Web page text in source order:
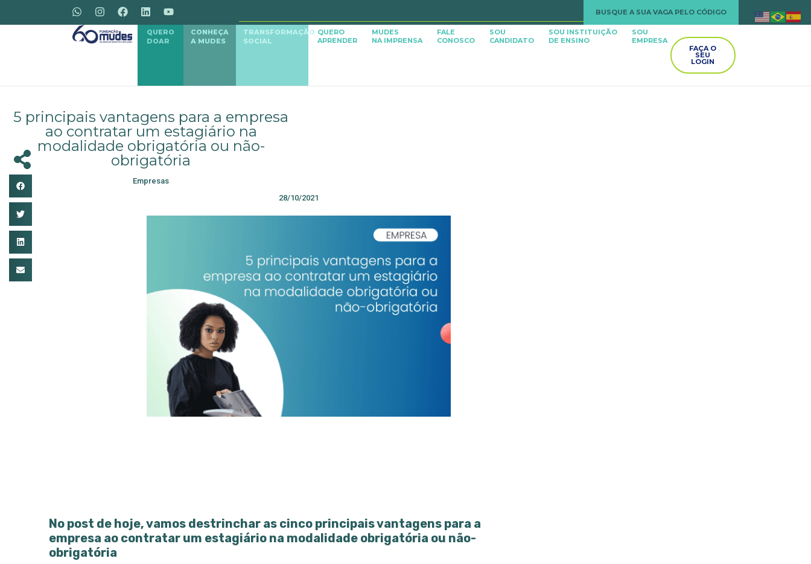
BUSQUE A SUA VAGA PELO CÓDIGO
QUERO
DOAR
CONHEÇA
A MUDES
TRANSFORMAÇÃO
SOCIAL
QUERO
APRENDER
MUDES
NA IMPRENSA
FALE
CONOSCO
SOU
CANDIDATO
SOU INSTITUIÇÃO
DE ENSINO
SOU
EMPRESA
FAÇA O
SEU
LOGIN
5 principais vantagens para a empresa
ao contratar um estagiário na
modalidade obrigatória ou não-
obrigatória
Empresas
28/10/2021
No post de hoje, vamos destrinchar as cinco principais vantagens para a
empresa ao contratar um estagiário na modalidade obrigatória ou não-
obrigatória